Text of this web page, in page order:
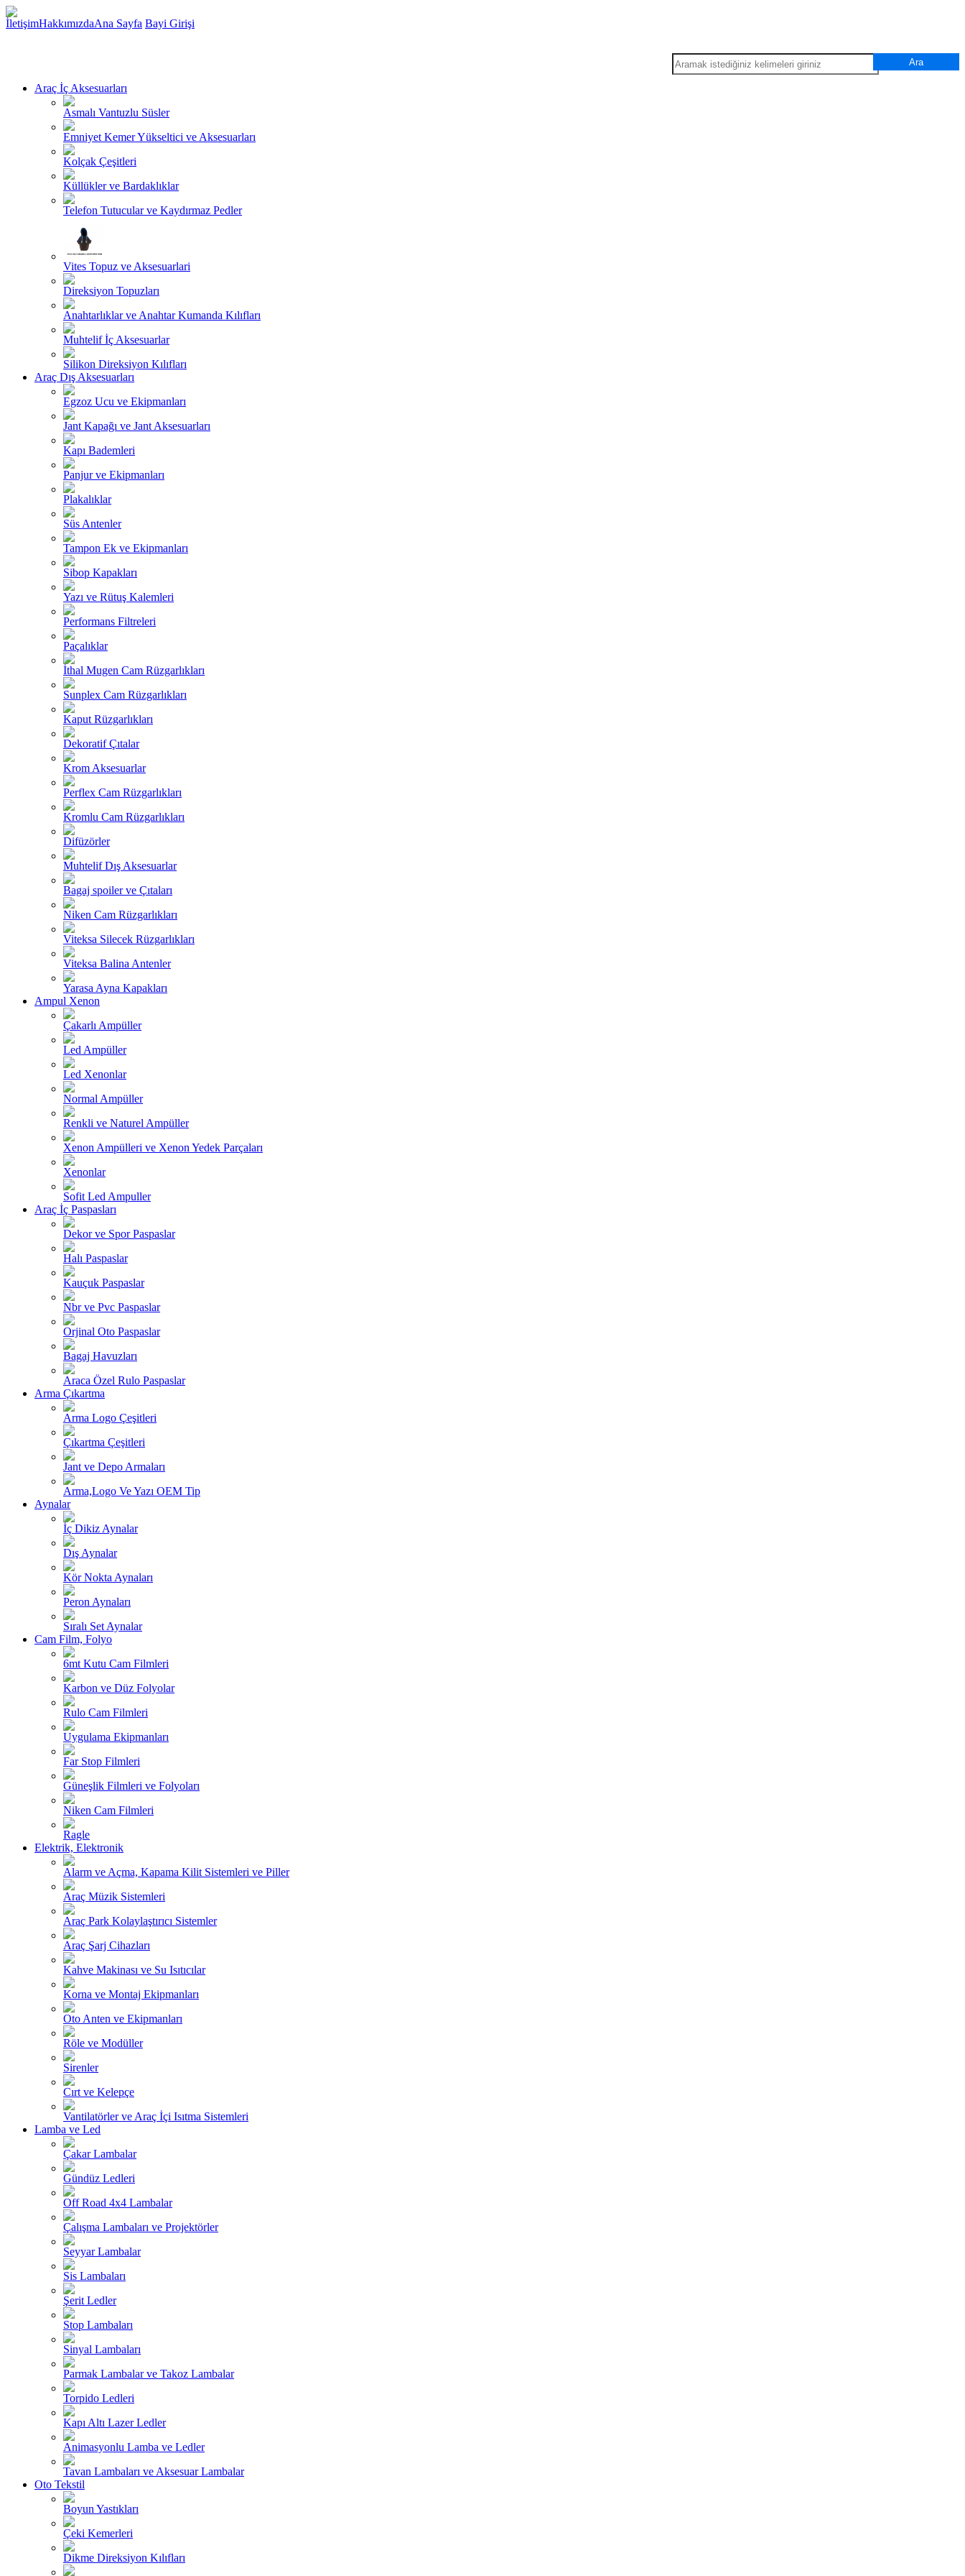
İletişimHakkımızdaAna Sayfa Bayi Girişi
Araç İç Aksesuarları
Asmalı Vantuzlu Süsler
Emniyet Kemer Yükseltici ve Aksesuarları
Kolçak Çeşitleri
Küllükler ve Bardaklıklar
Telefon Tutucular ve Kaydırmaz Pedler
Vites Topuz ve Aksesuarlari
Direksiyon Topuzları
Anahtarlıklar ve Anahtar Kumanda Kılıfları
Muhtelif İç Aksesuarlar
Silikon Direksiyon Kılıfları
Araç Dış Aksesuarları
Egzoz Ucu ve Ekipmanları
Jant Kapağı ve Jant Aksesuarları
Kapı Bademleri
Panjur ve Ekipmanları
Plakalıklar
Süs Antenler
Tampon Ek ve Ekipmanları
Sibop Kapakları
Yazı ve Rütuş Kalemleri
Performans Filtreleri
Paçalıklar
İthal Mugen Cam Rüzgarlıkları
Sunplex Cam Rüzgarlıkları
Kaput Rüzgarlıkları
Dekoratif Çıtalar
Krom Aksesuarlar
Perflex Cam Rüzgarlıkları
Kromlu Cam Rüzgarlıkları
Difüzörler
Muhtelif Dış Aksesuarlar
Bagaj spoiler ve Çıtaları
Niken Cam Rüzgarlıkları
Viteksa Silecek Rüzgarlıkları
Viteksa Balina Antenler
Yarasa Ayna Kapakları
Ampul Xenon
Çakarlı Ampüller
Led Ampüller
Led Xenonlar
Normal Ampüller
Renkli ve Naturel Ampüller
Xenon Ampülleri ve Xenon Yedek Parçaları
Xenonlar
Sofit Led Ampuller
Araç İç Paspasları
Dekor ve Spor Paspaslar
Halı Paspaslar
Kauçuk Paspaslar
Nbr ve Pvc Paspaslar
Orjinal Oto Paspaslar
Bagaj Havuzları
Araca Özel Rulo Paspaslar
Arma Çıkartma
Arma Logo Çeşitleri
Çıkartma Çeşitleri
Jant ve Depo Armaları
Arma,Logo Ve Yazı OEM Tip
Aynalar
İç Dikiz Aynalar
Dış Aynalar
Kör Nokta Aynaları
Peron Aynaları
Sıralı Set Aynalar
Cam Film, Folyo
6mt Kutu Cam Filmleri
Karbon ve Düz Folyolar
Rulo Cam Filmleri
Uygulama Ekipmanları
Far Stop Filmleri
Güneşlik Filmleri ve Folyoları
Niken Cam Filmleri
Ragle
Elektrik, Elektronik
Alarm ve Açma, Kapama Kilit Sistemleri ve Piller
Araç Müzik Sistemleri
Araç Park Kolaylaştırıcı Sistemler
Araç Şarj Cihazları
Kahve Makinası ve Su Isıtıcılar
Korna ve Montaj Ekipmanları
Oto Anten ve Ekipmanları
Röle ve Modüller
Sirenler
Cırt ve Kelepçe
Vantilatörler ve Araç İçi Isıtma Sistemleri
Lamba ve Led
Çakar Lambalar
Gündüz Ledleri
Off Road 4x4 Lambalar
Çalışma Lambaları ve Projektörler
Seyyar Lambalar
Sis Lambaları
Şerit Ledler
Stop Lambaları
Sinyal Lambaları
Parmak Lambalar ve Takoz Lambalar
Torpido Ledleri
Kapı Altı Lazer Ledler
Animasyonlu Lamba ve Ledler
Tavan Lambaları ve Aksesuar Lambalar
Oto Tekstil
Boyun Yastıkları
Çeki Kemerleri
Dikme Direksiyon Kılıfları